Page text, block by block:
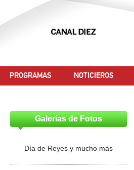
PROGRAMAS NOTICIEROS
Galerías de Fotos
Día de Reyes y mucho más